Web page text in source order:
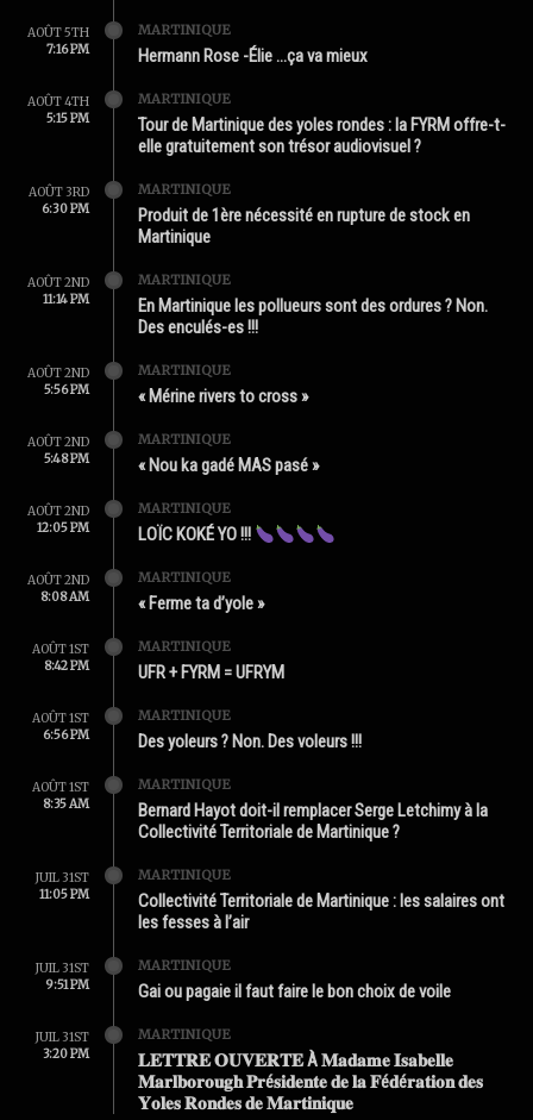
AOÛT 5TH
7:16 PM
MARTINIQUE
Hermann Rose -Élie …ça va mieux
AOÛT 4TH
5:15 PM
MARTINIQUE
Tour de Martinique des yoles rondes : la FYRM offre-t-
elle gratuitement son trésor audiovisuel ?
AOÛT 3RD
6:30 PM
MARTINIQUE
Produit de 1ère nécessité en rupture de stock en
Martinique
AOÛT 2ND
11:14 PM
MARTINIQUE
En Martinique les pollueurs sont des ordures ? Non.
Des enculés-es !!!
AOÛT 2ND
5:56 PM
MARTINIQUE
« Mérine rivers to cross »
AOÛT 2ND
5:48 PM
MARTINIQUE
« Nou ka gadé MAS pasé »
AOÛT 2ND
12:05 PM
MARTINIQUE
LOÏC KOKÉ YO !!!
AOÛT 2ND
8:08 AM
MARTINIQUE
« Ferme ta d’yole »
AOÛT 1ST
8:42 PM
MARTINIQUE
UFR + FYRM = UFRYM
AOÛT 1ST
6:56 PM
MARTINIQUE
Des yoleurs ? Non. Des voleurs !!!
AOÛT 1ST
8:35 AM
MARTINIQUE
Bernard Hayot doit-il remplacer Serge Letchimy à la
Collectivité Territoriale de Martinique ?
JUIL 31ST
11:05 PM
MARTINIQUE
Collectivité Territoriale de Martinique : les salaires ont
les fesses à l’air
JUIL 31ST
9:51 PM
MARTINIQUE
Gai ou pagaie il faut faire le bon choix de voile
JUIL 31ST
3:20 PM
MARTINIQUE
𝐋𝐄𝐓𝐓𝐑𝐄 𝐎𝐔𝐕𝐄𝐑𝐓𝐄 À 𝐌𝐚𝐝𝐚𝐦𝐞 𝐈𝐬𝐚𝐛𝐞𝐥𝐥𝐞
𝐌𝐚𝐫𝐥𝐛𝐨𝐫𝐨𝐮𝐠𝐡 𝐏𝐫é𝐬𝐢𝐝𝐞𝐧𝐭𝐞 𝐝𝐞 𝐥𝐚 𝐅é𝐝é𝐫𝐚𝐭𝐢𝐨𝐧 𝐝𝐞𝐬
𝐘𝐨𝐥𝐞𝐬 𝐑𝐨𝐧𝐝𝐞𝐬 𝐝𝐞 𝐌𝐚𝐫𝐭𝐢𝐧𝐢𝐪𝐮𝐞